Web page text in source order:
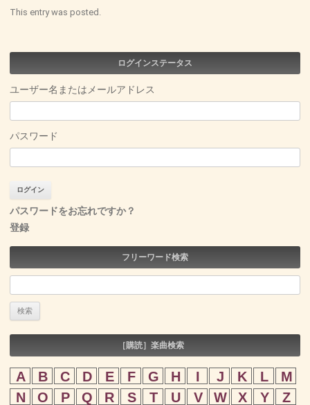
This entry was posted.
ログインステータス
ユーザー名またはメールアドレス
パスワード
パスワードをお忘れですか？
登録
フリーワード検索
［購読］楽曲検索
A B C D E F G H I J K L
M
N
O P Q R S T U V W X Y Z